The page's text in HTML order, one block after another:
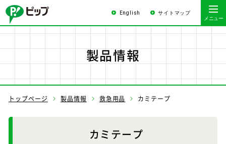
English サイトマップ
製品情報
トップページ 製品情報 救急用品 カミテープ
カミテープ